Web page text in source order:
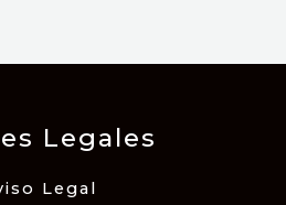
Legales
Legal